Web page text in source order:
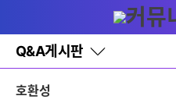
와
홈
Q&A게시판
바
로
호환성